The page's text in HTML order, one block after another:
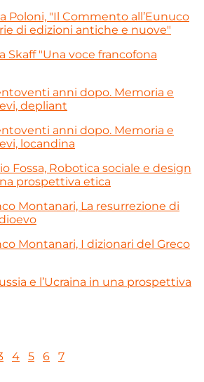
Poloni, "Il Commento all’Eunuco
di edizioni antiche e nuove"
Skaff "Una voce francofona
anni dopo. Memoria e
depliant
anni dopo. Memoria e
locandina
Fossa, Robotica sociale e design
prospettiva etica
Montanari, La resurrezione di
Montanari, I dizionari del Greco
e l’Ucraina in una prospettiva
4 5 6 7